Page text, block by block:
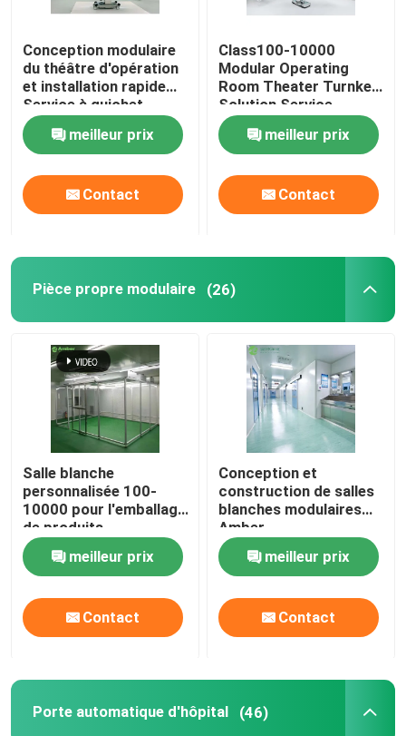
Panneaux "sandwich" de mur
douche d'air d'acier inoxydable
Boîte de passage d'acier inoxydable
Unité de filtre de ventilateur
air manipulant l'unité
Conception modulaire
du théâtre d'opération
et installation rapide
Service à guichet
unique
meilleur prix
Contact
Class100-10000
Modular Operating
Room Theater Turnkey
Solution Service
meilleur prix
Contact
Pièce propre modulaire (26)
Salle blanche
personnalisée 100-
10000 pour l'emballage
de produits
pharmaceutiques
meilleur prix
Contact
Conception et
construction de salles
blanches modulaires
Amber
meilleur prix
Contact
Porte automatique d'hôpital (46)